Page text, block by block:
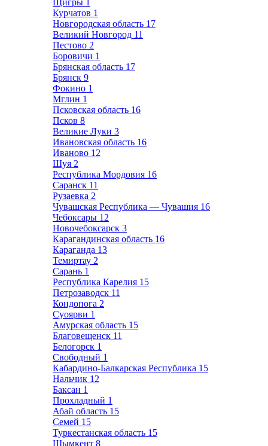
Щигры 1
Курчатов 1
Новгородская область 17
Великий Новгород 11
Пестово 2
Боровичи 1
Брянская область 17
Брянск 9
Фокино 1
Мглин 1
Псковская область 16
Псков 8
Великие Луки 3
Ивановская область 16
Иваново 12
Шуя 2
Республика Мордовия 16
Саранск 11
Рузаевка 2
Чувашская Республика — Чувашия 16
Чебоксары 12
Новочебоксарск 3
Карагандинская область 16
Караганда 13
Темиртау 2
Сарань 1
Республика Карелия 15
Петрозаводск 11
Кондопога 2
Суоярви 1
Амурская область 15
Благовещенск 11
Белогорск 1
Свободный 1
Кабардино-Балкарская Республика 15
Нальчик 12
Баксан 1
Прохладный 1
Абай область 15
Семей 15
Туркестанская область 15
Шымкент 8